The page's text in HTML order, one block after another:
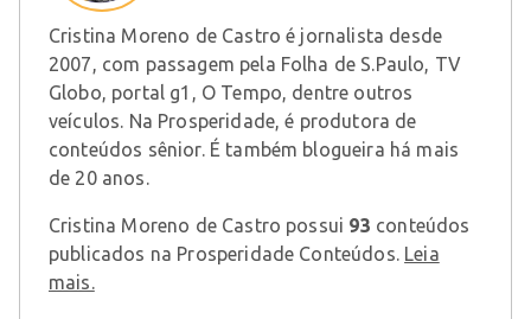
Cristina Moreno de Castro é jornalista desde
2007, com passagem pela Folha de S.Paulo, TV
Globo, portal g1, O Tempo, dentre outros
veículos. Na Prosperidade, é produtora de
conteúdos sênior. É também blogueira há mais
de 20 anos.
Cristina Moreno de Castro possui 93 conteúdos
publicados na Prosperidade Conteúdos. Leia
mais.